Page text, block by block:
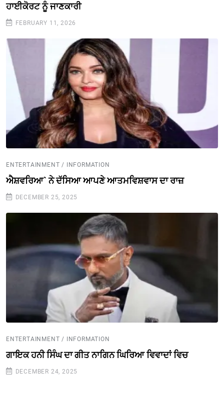
ਹਾਈਕੋਰਟ ਨੂੰ ਜਾਣਕਾਰੀ
FEBRUARY 11, 2026
ENTERTAINMENT / INFORMATION
ਐਸ਼ਵਰਿਆ` ਨੇ ਦੱਸਿਆ ਆਪਣੇ ਆਤਮਵਿਸ਼ਵਾਸ ਦਾ ਰਾਜ਼
DECEMBER 25, 2025
ENTERTAINMENT / INFORMATION
ਗਾਇਕ ਹਨੀ ਸਿੰਘ ਦਾ ਗੀਤ ਨਾਗਿਨ ਘਿਰਿਆ ਵਿਵਾਦਾਂ ਵਿਚ
DECEMBER 24, 2025